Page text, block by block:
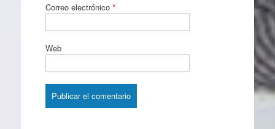
Correo electrónico *
Web